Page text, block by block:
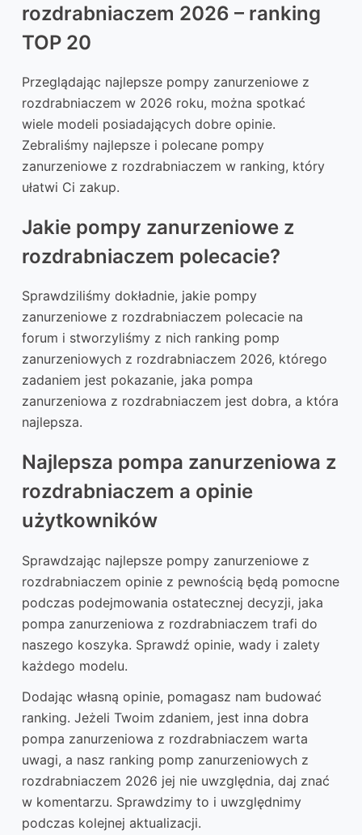
rozdrabniaczem 2026 – ranking
TOP 20
Przeglądając najlepsze pompy zanurzeniowe z
rozdrabniaczem w 2026 roku, można spotkać
wiele modeli posiadających dobre opinie.
Zebraliśmy najlepsze i polecane pompy
zanurzeniowe z rozdrabniaczem w ranking, który
ułatwi Ci zakup.
Jakie pompy zanurzeniowe z
rozdrabniaczem polecacie?
Sprawdziliśmy dokładnie, jakie pompy
zanurzeniowe z rozdrabniaczem polecacie na
forum i stworzyliśmy z nich ranking pomp
zanurzeniowych z rozdrabniaczem 2026, którego
zadaniem jest pokazanie, jaka pompa
zanurzeniowa z rozdrabniaczem jest dobra, a która
najlepsza.
Najlepsza pompa zanurzeniowa z
rozdrabniaczem a opinie
użytkowników
Sprawdzając najlepsze pompy zanurzeniowe z
rozdrabniaczem opinie z pewnością będą pomocne
podczas podejmowania ostatecznej decyzji, jaka
pompa zanurzeniowa z rozdrabniaczem trafi do
naszego koszyka. Sprawdź opinie, wady i zalety
każdego modelu.
Dodając własną opinie, pomagasz nam budować
ranking. Jeżeli Twoim zdaniem, jest inna dobra
pompa zanurzeniowa z rozdrabniaczem warta
uwagi, a nasz ranking pomp zanurzeniowych z
rozdrabniaczem 2026 jej nie uwzględnia, daj znać
w komentarzu. Sprawdzimy to i uwzględnimy
podczas kolejnej aktualizacji.